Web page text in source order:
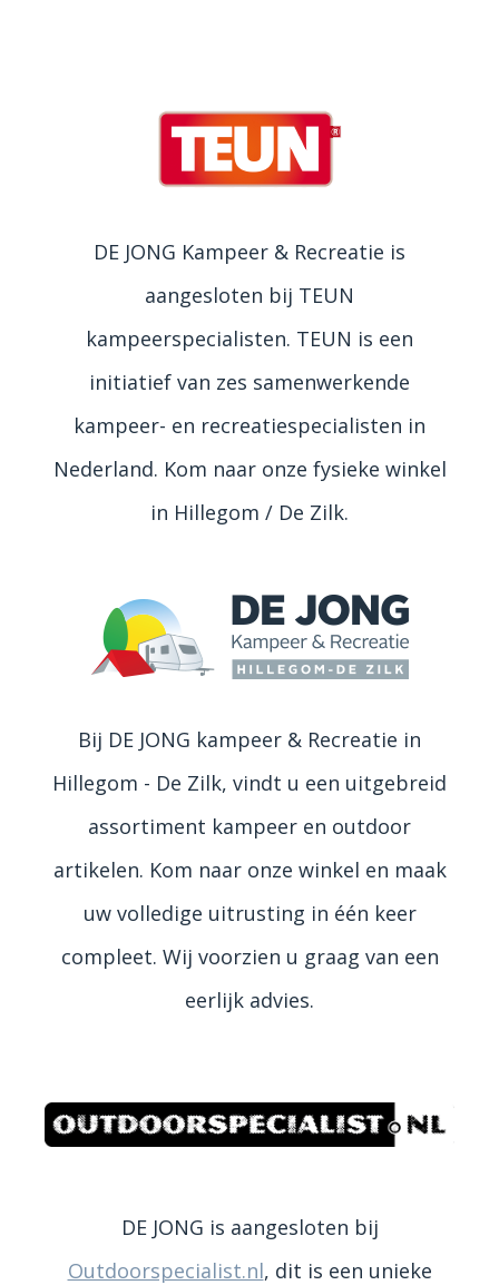
DE JONG Kampeer & Recreatie is
aangesloten bij TEUN
kampeerspecialisten. TEUN is een
initiatief van zes samenwerkende
kampeer- en recreatiespecialisten in
Nederland. Kom naar onze fysieke winkel
in Hillegom / De Zilk.
Bij DE JONG kampeer & Recreatie in
Hillegom - De Zilk, vindt u een uitgebreid
assortiment kampeer en outdoor
artikelen. Kom naar onze winkel en maak
uw volledige uitrusting in één keer
compleet. Wij voorzien u graag van een
eerlijk advies.
DE JONG is aangesloten bij
Outdoorspecialist.nl, dit is een unieke